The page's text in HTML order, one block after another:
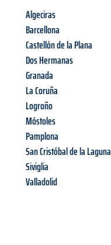
Algeciras
Barcellona
Castellón de la Plana
Dos Hermanas
Granada
La Coruña
Logroño
Móstoles
Pamplona
San Cristóbal de la Laguna
Siviglia
Valladolid